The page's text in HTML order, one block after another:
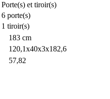
Porte(s) et tiroir(s)
6 porte(s)
1 tiroir(s)
183 cm
120,1x40x3x182,6
57,82